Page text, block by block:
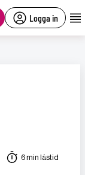
Logga in
6 min lästid